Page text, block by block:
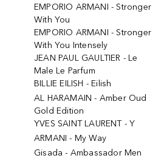
EMPORIO ARMANI - Stronger
With You
EMPORIO ARMANI - Stronger
With You Intensely
JEAN PAUL GAULTIER - Le
Male Le Parfum
BILLIE EILISH - Eilish
AL HARAMAIN - Amber Oud
Gold Edition
YVES SAINT LAURENT - Y
ARMANI - My Way
Gisada - Ambassador Men